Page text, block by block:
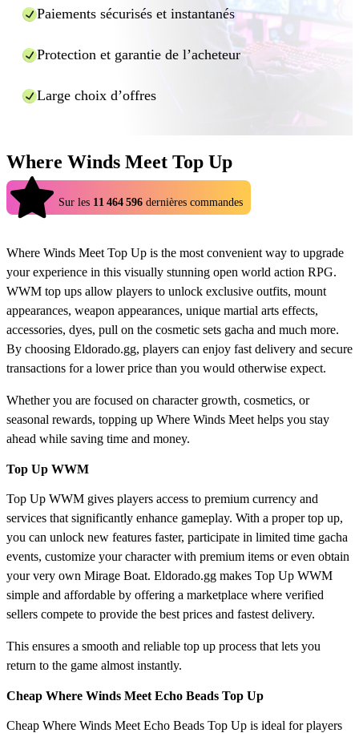
imparti (généralement quelques minutes). Si le
fournisseur de la recharge a besoin d'informations
supplémentaires, il vous les demandera directement dans
la fenêtre de discussion prévue à cet effet, ne la fermez
donc pas pendant le traitement de votre commande.
Et c'est tout ! En utilisant Eldorado.gg, vous pouvez profiter de
recharges moins chères pour de nombreux jeux, de manière rapide et
Paiements sécurisés et instantanés
Protection et garantie de l’acheteur
Large choix d’offres
Where Winds Meet Top Up
Sur les 11 464 596 dernières commandes
Where Winds Meet Top Up is the most convenient way to upgrade
your experience in this visually stunning open world action RPG.
WWM top ups allow players to unlock exclusive outfits, mount
appearances, weapon appearances, unique martial arts effects,
accessories, dyes, pull on the cosmetic sets gacha and much more.
By choosing Eldorado.gg, players can enjoy fast delivery and secure
transactions for a lower price than you would otherwise expect.
Whether you are focused on character growth, cosmetics, or
seasonal rewards, topping up Where Winds Meet helps you stay
ahead while saving time and money.
Top Up WWM
Top Up WWM gives players access to premium currency and
services that significantly enhance gameplay. With a proper top up,
you can unlock new features faster, participate in limited time gacha
events, customize your character with premium items or even obtain
your very own Mirage Boat. Eldorado.gg makes Top Up WWM
simple and affordable by offering a marketplace where verified
sellers compete to provide the best prices and fastest delivery.
This ensures a smooth and reliable top up process that lets you
return to the game almost instantly.
Cheap Where Winds Meet Echo Beads Top Up
Cheap Where Winds Meet Echo Beads Top Up is ideal for players